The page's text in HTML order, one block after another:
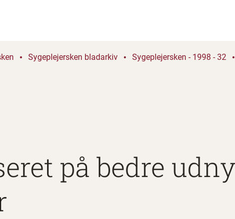
Sygeplejersken bladarkiv Sygeplejersken - 1998 - 32
på bedre